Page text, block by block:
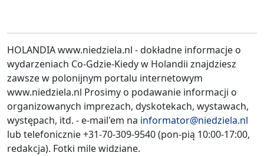
HOLANDIA www.niedziela.nl - dokładne informacje o
wydarzeniach Co-Gdzie-Kiedy w Holandii znajdziesz
zawsze w polonijnym portalu internetowym
www.niedziela.nl Prosimy o podawanie informacji o
organizowanych imprezach, dyskotekach, wystawach,
występach, itd. - e-mail'em na informator@niedziela.nl
lub telefonicznie +31-70-309-9540 (pon-pią 10:00-17:00,
redakcja). Fotki mile widziane.